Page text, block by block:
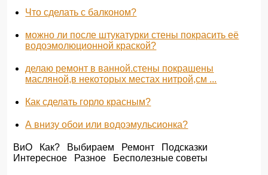
Что сделать с балконом?
можно ли после штукатурки стены покрасить её
водоэмолюционной краской?
делаю ремонт в ванной.стены покрашены
масляной,в некоторых местах нитрой,см ...
Как сделать горло красным?
А внизу обои или водоэмульсионка?
ВиО Как? Выбираем Ремонт
Подсказки
Интересное
Разное Бесполезные советы